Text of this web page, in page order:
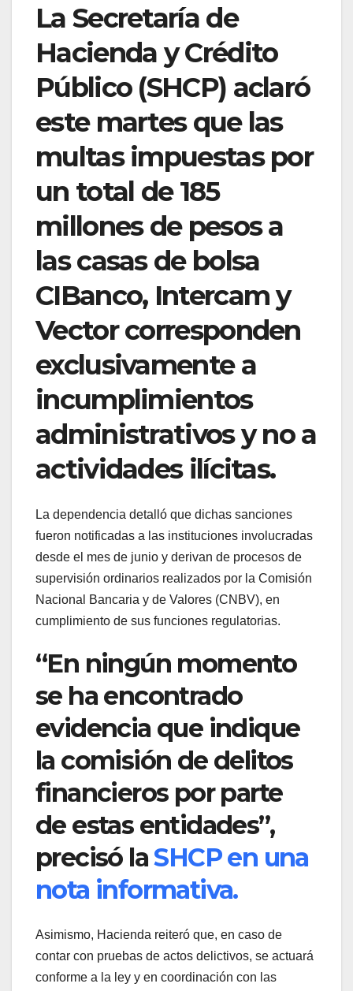
La Secretaría de
Hacienda y Crédito
Público (SHCP) aclaró
este martes que las
multas impuestas por
un total de 185
millones de pesos a
las casas de bolsa
CIBanco, Intercam y
Vector corresponden
exclusivamente a
incumplimientos
administrativos y no a
actividades ilícitas.
La dependencia detalló que dichas sanciones
fueron notificadas a las instituciones involucradas
desde el mes de junio y derivan de procesos de
supervisión ordinarios realizados por la Comisión
Nacional Bancaria y de Valores (CNBV), en
cumplimiento de sus funciones regulatorias.
“En ningún momento
se ha encontrado
evidencia que indique
la comisión de delitos
financieros por parte
de estas entidades”,
precisó laSHCP en una
nota informativa.
Asimismo, Hacienda reiteró que, en caso de
contar con pruebas de actos delictivos, se actuará
conforme a la ley y en coordinación con las